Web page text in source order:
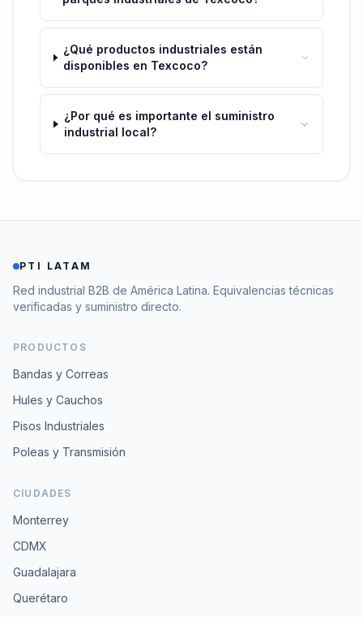
¿Qué productos industriales están
disponibles en Texcoco?
¿Por qué es importante el suministro
industrial local?
PTI LATAM
Red industrial B2B de América Latina. Equivalencias técnicas
verificadas y suministro directo.
PRODUCTOS
Bandas y Correas
Hules y Cauchos
Pisos Industriales
Poleas y Transmisión
CIUDADES
Monterrey
CDMX
Guadalajara
Querétaro